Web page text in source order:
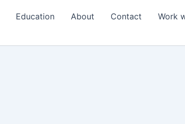
Education About Contact
Work